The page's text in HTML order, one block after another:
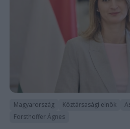
Magyarország Köztársasági elnök
Forsthoffer Ágnes